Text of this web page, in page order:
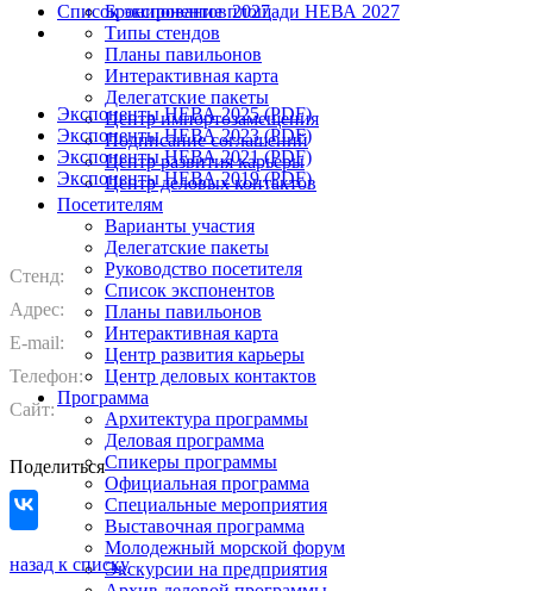
Бронирование площади НЕВА 2027
Типы стендов
Планы павильонов
Интерактивная карта
Делегатские пакеты
Центр импортозамещения
Подписание соглашений
Центр развития карьеры
Центр деловых контактов
Посетителям
Варианты участия
Делегатские пакеты
Руководство посетителя
Список экспонентов
Планы павильонов
Интерактивная карта
Центр развития карьеры
Центр деловых контактов
Программа
Архитектура программы
Деловая программа
Спикеры программы
Официальная программа
Специальные мероприятия
Выставочная программа
Молодежный морской форум
Экскурсии на предприятия
Список экспонентов 2027
Экспоненты НЕВА 2025 (PDF)
Экспоненты НЕВА 2023 (PDF)
Экспоненты НЕВА 2021 (PDF)
Экспоненты НЕВА 2019 (PDF)
Стенд:
Адрес:
E-mail:
Телефон:
Сайт:
Поделиться
назад к списку